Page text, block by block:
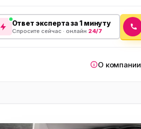
Ответ эксперта за 1 минуту
Спросите сейчас · онлайн 24/7
О компании